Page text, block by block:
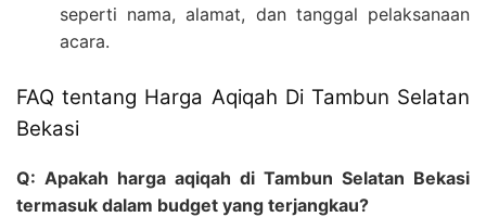
seperti nama, alamat, dan tanggal pelaksanaan
acara.
FAQ tentang Harga Aqiqah Di Tambun Selatan
Bekasi
Q: Apakah harga aqiqah di Tambun Selatan Bekasi
termasuk dalam budget yang terjangkau?